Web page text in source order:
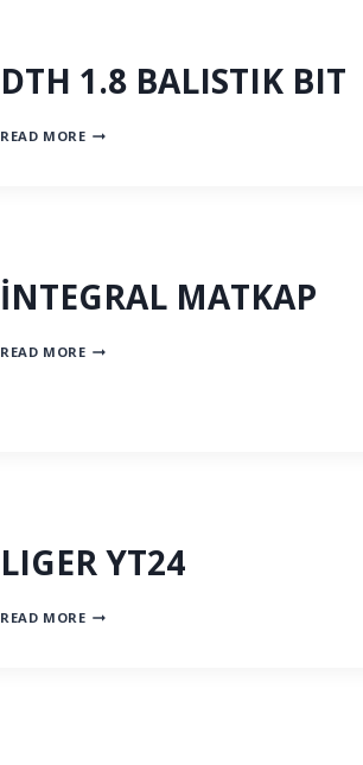
DTH 1.8 BALISTIK BIT
READ MOREDTH
İNTEGRAL MATKAP
READ MOREİNTEGRAL
LIGER YT24
READ MORELIGER